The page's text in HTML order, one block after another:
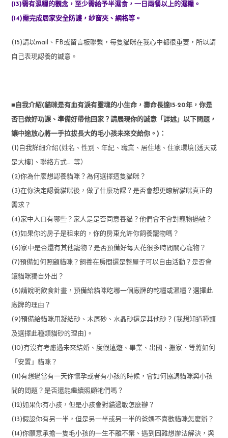
(13)需有濕糧的觀念， 至少需給予半濕食，一日兩餐以上的濕糧。
(14)需完成居家安全防護，紗窗夾、網格等。
(15)請以mail、FB或留言板聯繫，每隻貓咪在我心中都很重要，所以請
自己表現認養的誠意。
■自我介紹(貓咪是有血有淚有靈魂的小生命，壽命長達15-20年，你是
否已做好功課、準備好帶他回家？請展現你的誠意「詳述」以下問題，
讓中途放心將一手拉拔長大的毛小孩未來交給你。)：
(1)自我詳細介紹(姓名、性別、年紀、職業、居住地、住家環境(透天或
是大樓)、聯絡方式……等）
(2)你為什麼想認養貓咪？為何選擇這隻貓咪？
(3)在你決定認養貓咪後，做了什麼功課？是否會想更瞭解貓咪真正的
需求？
(4)家中人口有哪些？家人是是否同意養貓？他們會不會對寵物過敏？
(5)如果你的房子是租來的，你的房東允許你飼養寵物嗎？
(6)家中是否還有其他寵物？是否預備好每天花很多時間關心寵物？
(7)預備如何照顧貓咪？飼養在房間還是整屋子可以自由活動？是否會
讓貓咪獨自外出？
(8)請說明飲食計畫，預備給貓咪吃哪一個廠牌的乾糧或濕糧？選擇此
廠牌的理由？
(9)預備給貓咪用凝結砂、木屑砂、水晶砂還是其他砂？(我想知道種類
及選擇此種類貓砂的理由)。
(10)有沒有考慮過未來結婚、度假遠遊、畢業、出國、搬家、等將如何
「安置」貓咪？
(11)有想過當有一天你懷孕或者有小孩的時候，會如何協調貓咪與小孩
間的問題？是否還能繼續照顧牠們嗎？
(12)如果你有小孩，但是小孩會對貓過敏怎麼辦？
(13)假設你有另一半，但是另一半或另一半的爸媽不喜歡貓咪怎麼辦？
(14)你願意承擔一隻毛小孩的一生不離不棄、遇到困難想辦法解決，與